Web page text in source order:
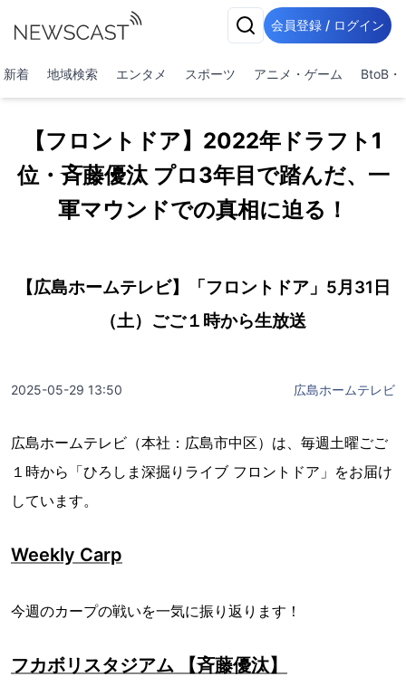
会員登録 / ログイン
新着 地域検索 エンタメ スポーツ アニメ・ゲーム BtoB・
【フロントドア】2022年ドラフト1
位・斉藤優汰 プロ3年目で踏んだ、一
軍マウンドでの真相に迫る！
【広島ホームテレビ】「フロントドア」5月31日
（土）ごご１時から生放送
2025-05-29 13:50 広島ホームテレビ
広島ホームテレビ（本社：広島市中区）は、毎週土曜ごご
１時から「ひろしま深掘りライブ フロントドア」をお届け
しています。
Weekly Carp
今週のカープの戦いを一気に振り返ります！
フカボリスタジアム 【斉藤優汰】